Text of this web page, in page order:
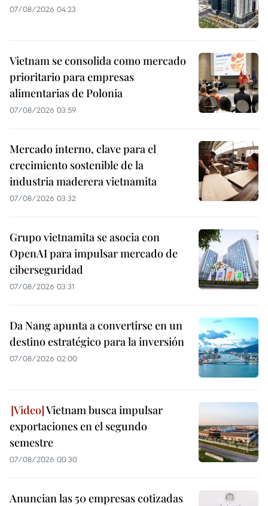
07/08/2026 04:23
Vietnam se consolida como mercado
prioritario para empresas
alimentarias de Polonia
07/08/2026 03:59
Mercado interno, clave para el
crecimiento sostenible de la
industria maderera vietnamita
07/08/2026 03:32
Grupo vietnamita se asocia con
OpenAI para impulsar mercado de
ciberseguridad
07/08/2026 03:31
Da Nang apunta a convertirse en un
destino estratégico para la inversión
07/08/2026 02:00
Vietnam busca impulsar
exportaciones en el segundo
semestre
07/08/2026 00:30
Anuncian las 50 empresas cotizadas